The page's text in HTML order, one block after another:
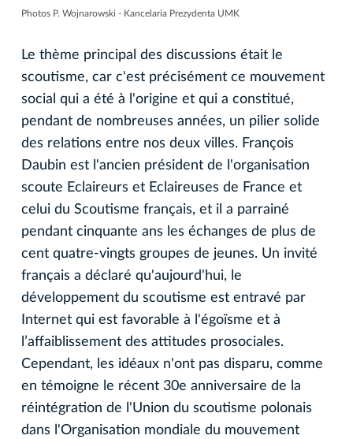
Photos P. Wojnarowski - Kancelaria Prezydenta UMK
Le thème principal des discussions était le
scoutisme, car c'est précisément ce mouvement
social qui a été à l'origine et qui a constitué,
pendant de nombreuses années, un pilier solide
des relations entre nos deux villes. François
Daubin est l'ancien président de l'organisation
scoute Eclaireurs et Eclaireuses de France et
celui du Scoutisme français, et il a parrainé
pendant cinquante ans les échanges de plus de
cent quatre-vingts groupes de jeunes. Un invité
français a déclaré qu'aujourd'hui, le
développement du scoutisme est entravé par
Internet qui est favorable à l'égoïsme et à
l’affaiblissement des attitudes prosociales.
Cependant, les idéaux n'ont pas disparu, comme
en témoigne le récent 30e anniversaire de la
réintégration de l'Union du scoutisme polonais
dans l'Organisation mondiale du mouvement